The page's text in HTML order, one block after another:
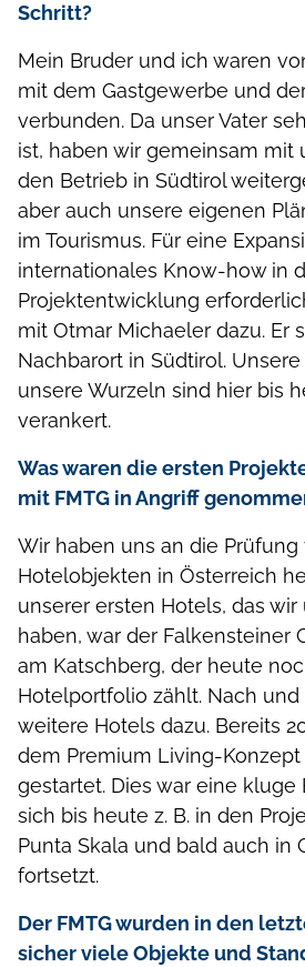
Schritt?
Mein Bruder und ich waren
mit dem Gastgewerbe und
verbunden. Da unser Vater
ist, haben wir gemeinsam mit
den Betrieb in Südtirol
aber auch unsere eigenen
im Tourismus. Für eine
internationales Know-how in
Projektentwicklung
mit Otmar Michaeler dazu. Er
Nachbarort in Südtirol.
unsere Wurzeln sind hier bis
verankert.
Was waren die ersten
mit FMTG in Angriff
Wir haben uns an die
Hotelobjekten in Österreich
unserer ersten Hotels, das
haben, war der Falkensteiner
am Katschberg, der heute
Hotelportfolio zählt. Nach
weitere Hotels dazu. Bereits
dem Premium Living-
gestartet. Dies war eine kluge
sich bis heute z. B. in den
Punta Skala und bald auch in
fortsetzt.
Der FMTG wurden in den
sicher viele Objekte und